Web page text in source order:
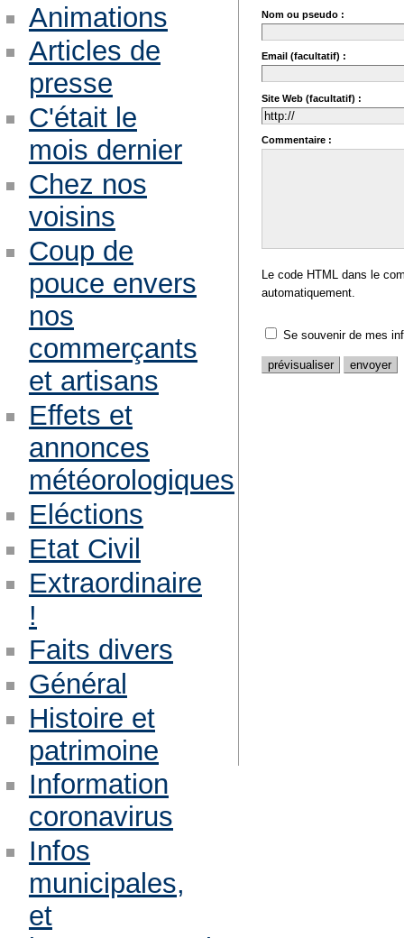
Nom ou pseudo :
Email (facultatif) :
Site Web (facultatif) :
Commentaire :
Le code HTML dans le
automatiquement.
Se souvenir de mes
Animations
Articles de
presse
C'était le
mois dernier
Chez nos
voisins
Coup de
pouce envers
nos
commerçants
et artisans
Effets et
annonces
météorologiques
Eléctions
Etat Civil
Extraordinaire
!
Faits divers
Général
Histoire et
patrimoine
Information
coronavirus
Infos
municipales,
et